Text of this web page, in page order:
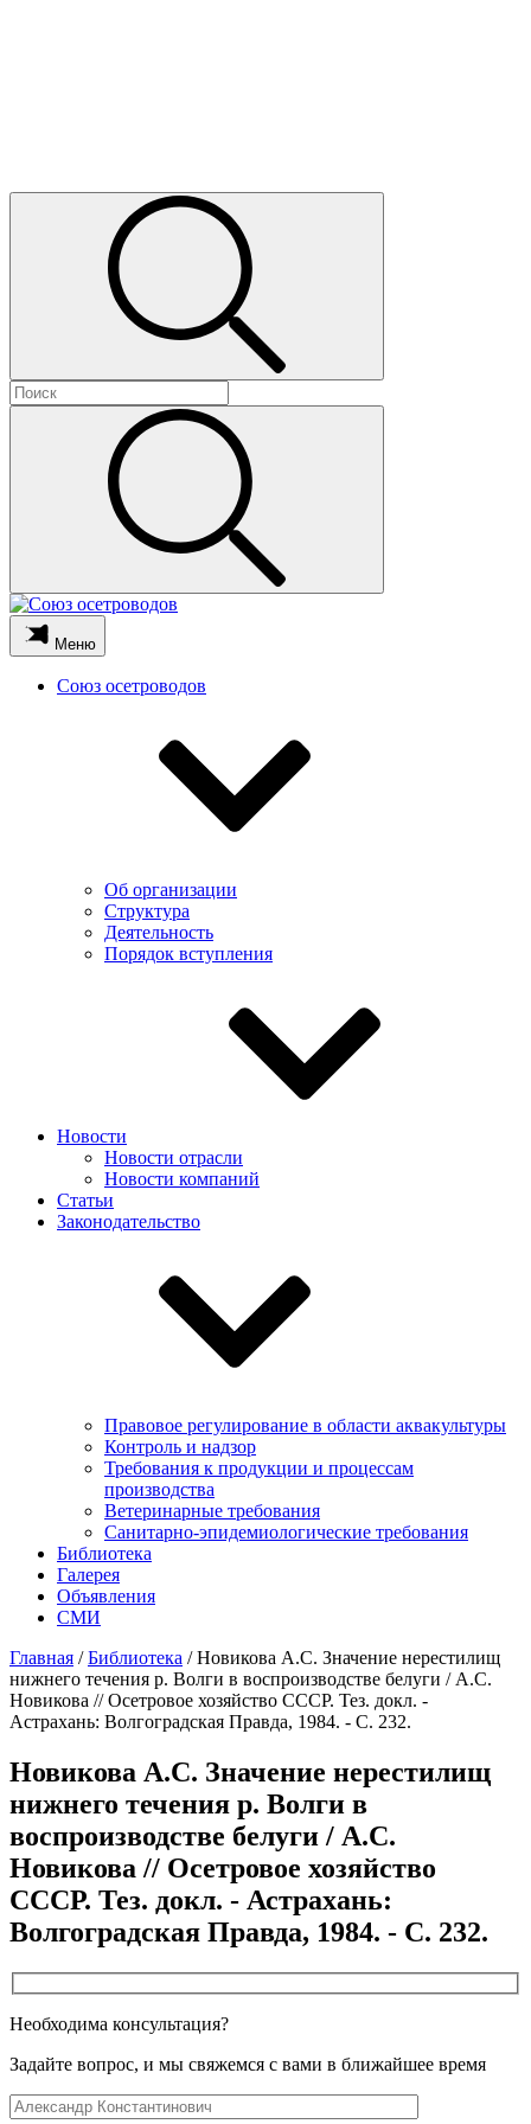
Меню
Союз осетроводов
Об организации
Структура
Деятельность
Порядок вступления
Новости
Новости отрасли
Новости компаний
Статьи
Законодательство
Правовое регулирование в области аквакультуры
Контроль и надзор
Требования к продукции и процессам
производства
Ветеринарные требования
Санитарно-эпидемиологические требования
Библиотека
Галерея
Объявления
СМИ
Главная /Библиотека /Новикова A.C. Значение нерестилищ
нижнего течения р. Волги в воспроизводстве белуги / А.С.
Новикова // Осетровое хозяйство СССР. Тез. докл. -
Астрахань: Волгоградская Правда, 1984. - С. 232.
Новикова A.C. Значение нерестилищ
нижнего течения р. Волги в
воспроизводстве белуги / А.С.
Новикова // Осетровое хозяйство
СССР. Тез. докл. - Астрахань:
Волгоградская Правда, 1984. - С. 232.
Необходима консультация?
Задайте вопрос, и мы свяжемся с вами в ближайшее время